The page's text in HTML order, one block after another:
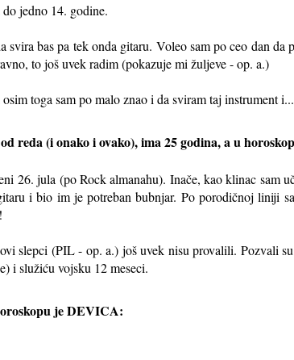
jedno 14. godine.
svira bas pa tek onda gitaru. Voleo sam po ceo dan
to još uvek radim (pokazuje mi žuljeve - op. a.)
toga sam po malo znao i da sviram taj instrument i...
reda (i onako i ovako), ima 25 godina, a u
26. jula (po Rock almanahu). Inače, kao klinac sam
i bio im je potreban bubnjar. Po porodičnoj liniji
slepci (PIL - op. a.) još uvek nisu provalili. Pozvali
i služiću vojsku 12 meseci.
je DEVICA: